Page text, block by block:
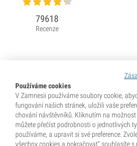
Používáme cookies
V Zamnesii používáme soubory cookie,
fungování našich stránek, uložili vaše
chování návštěvníků. Kliknutím na možnost
můžete přečíst podrobnosti o jednotlivých
používáme, a upravit si své preference.
všechny cookies a pokračovat“ souhlasíte
79618
Recenze